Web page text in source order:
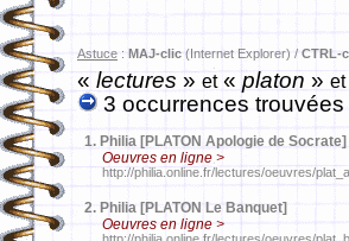
Astuce : MAJ-clic (Internet Explorer) / CTRL-
«lectures » et« platon » et
3 occurrences trouvées
1. Philia [PLATON Apologie de Socrate]
Oeuvres en ligne >
http://philia.online.fr/lectures/oeuvres/
2. Philia [PLATON Le Banquet]
Oeuvres en ligne >